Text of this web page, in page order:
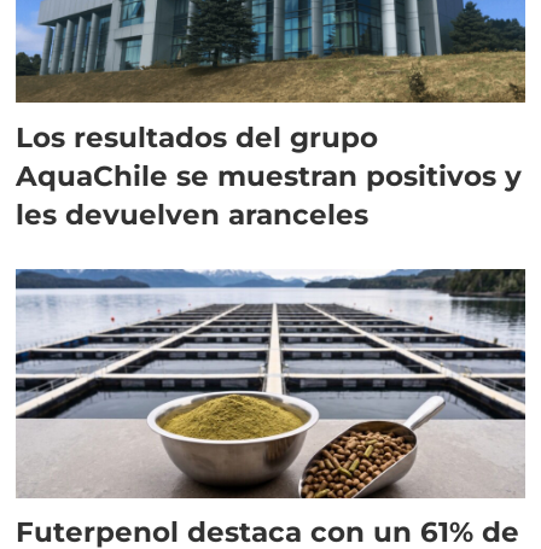
Los resultados del grupo
AquaChile se muestran positivos y
les devuelven aranceles
Futerpenol destaca con un 61% de